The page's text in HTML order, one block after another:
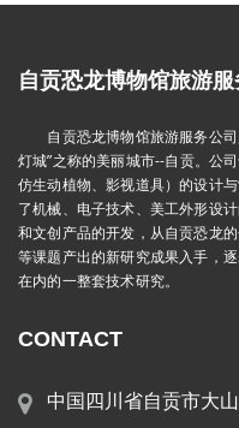
自贡恐龙博物馆旅游服
自贡恐龙博物馆旅游服务公司
灯城”之称的美丽城市--自贡。公
仿生动植物、影视道具）的设计
了机械、电子技术、美工外形设
和文创产品的开发，从自贡恐龙
等课题产出的新研究成果入手，
在内的一整套技术研究。
CONTACT
中国四川省自贡市大